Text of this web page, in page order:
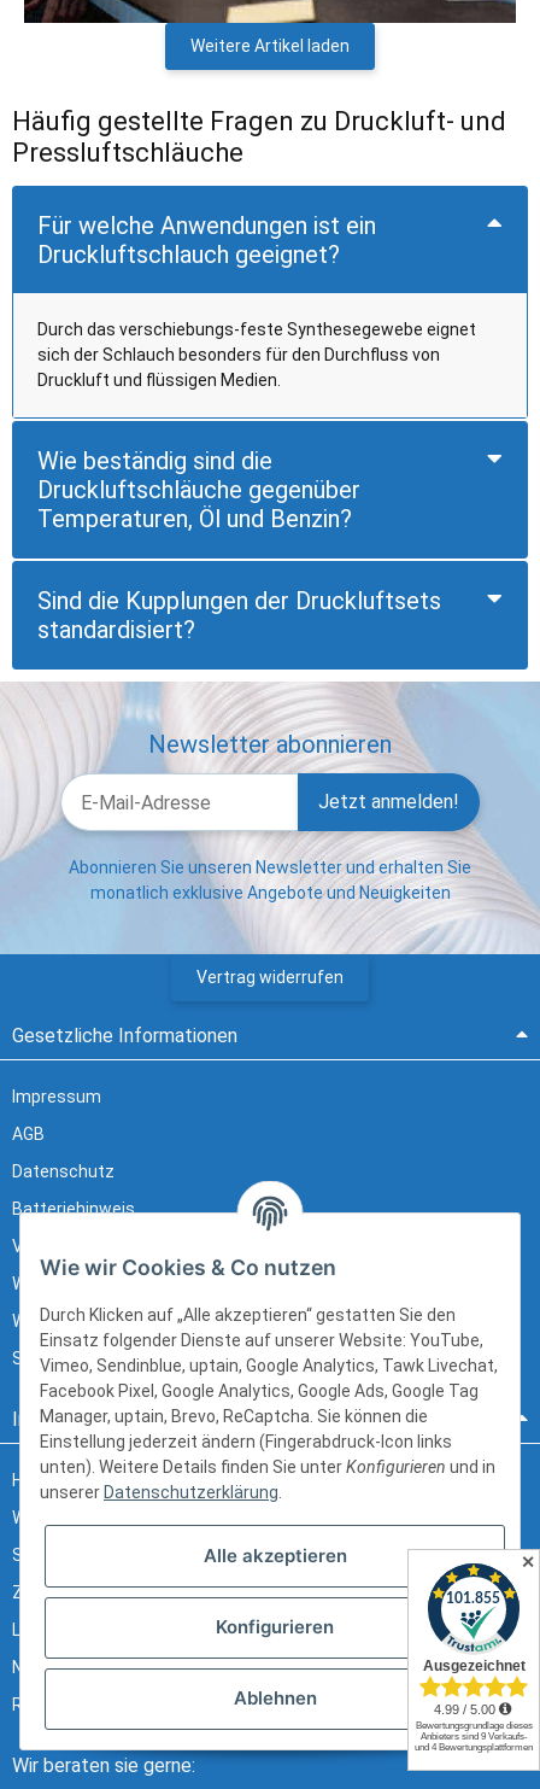
Weitere Artikel laden
Häufig gestellte Fragen zu Druckluft- und
Pressluftschläuche
Für welche Anwendungen ist ein
Druckluftschlauch geeignet?
Durch das verschiebungs-feste Synthesegewebe eignet
sich der Schlauch besonders für den Durchfluss von
Druckluft und flüssigen Medien.
Wie beständig sind die
Druckluftschläuche gegenüber
Temperaturen, Öl und Benzin?
Sind die Kupplungen der Druckluftsets
standardisiert?
Newsletter abonnieren
Jetzt anmelden!
Abonnieren Sie unseren Newsletter und erhalten Sie
monatlich exklusive Angebote und Neuigkeiten
Vertrag widerrufen
Gesetzliche Informationen
Impressum
AGB
Datenschutz
Batteriehinweis
Verpackungshinweise
Widerrufsrecht
Widerrufsrecht (B2B)
Sitemap
Informationen
Häufig gestellte Fragen
Wir über uns
Stellenangebote
Zahlungsmöglichkeiten
Lieferung und Versand
Newsletter
Ratgeber & Glossar
Wir beraten sie gerne:
Wie wir Cookies & Co nutzen
Durch Klicken auf „Alle akzeptieren“ gestatten Sie den
Einsatz folgender Dienste auf unserer Website: YouTube,
Vimeo, Sendinblue, uptain, Google Analytics, Tawk Livechat,
Facebook Pixel, Google Analytics, Google Ads, Google Tag
Manager, uptain, Brevo, ReCaptcha. Sie können die
Einstellung jederzeit ändern (Fingerabdruck-Icon links
unten). Weitere Details finden Sie unterKonfigurieren und in
unserer Datenschutzerklärung.
Alle akzeptieren
Konfigurieren
Ablehnen
✕